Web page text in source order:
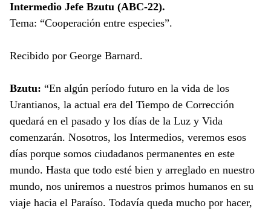
Intermedio Jefe Bzutu (ABC-22).
Tema: “Cooperación entre especies”.
Recibido por George Barnard.
Bzutu: “En algún período futuro en la vida de los
Urantianos, la actual era del Tiempo de Corrección
quedará en el pasado y los días de la Luz y Vida
comenzarán. Nosotros, los Intermedios, veremos esos
días porque somos ciudadanos permanentes en este
mundo. Hasta que todo esté bien y arreglado en nuestro
mundo, nos uniremos a nuestros primos humanos en su
viaje hacia el Paraíso. Todavía queda mucho por hacer,